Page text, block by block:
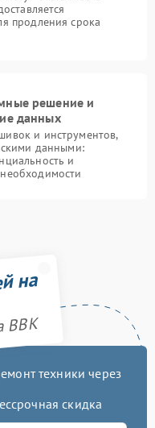
продления срока
решение и
данных
и инструментов,
данными:
и
на
техники через
скидка